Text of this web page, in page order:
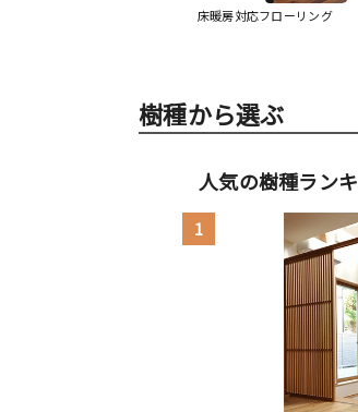
床暖房対応フローリング
樹種から選ぶ
人気の樹種ラン
1